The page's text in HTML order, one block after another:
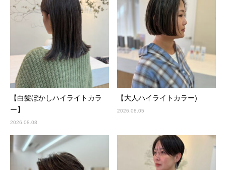
【白髪ぼかしハイライトカラ
ー】
2026.08.08
【大人ハイライトカラー)
2026.08.05